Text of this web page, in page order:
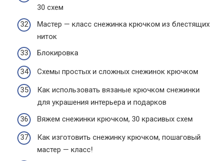
30 схем
Мастер — класс снежинка крючком из блестящих
ниток
Блокировка
Схемы простых и сложных снежинок крючком
Как использовать вязаные крючком снежинки
для украшения интерьера и подарков
Вяжем снежинки крючком, 30 красивых схем
Как изготовить снежинку крючком, пошаговый
мастер — класс!